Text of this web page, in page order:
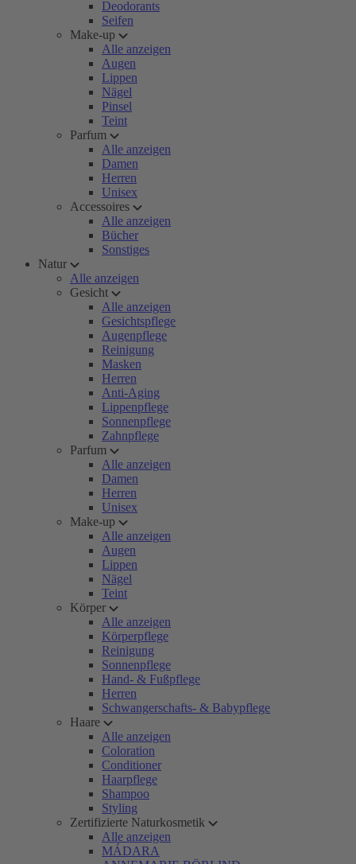
Deodorants
Seifen
Make-up
Alle anzeigen
Augen
Lippen
Nägel
Pinsel
Teint
Parfum
Alle anzeigen
Damen
Herren
Unisex
Accessoires
Alle anzeigen
Bücher
Sonstiges
Natur
Alle anzeigen
Gesicht
Alle anzeigen
Gesichtspflege
Augenpflege
Reinigung
Masken
Herren
Anti-Aging
Lippenpflege
Sonnenpflege
Zahnpflege
Parfum
Alle anzeigen
Damen
Herren
Unisex
Make-up
Alle anzeigen
Augen
Lippen
Nägel
Teint
Körper
Alle anzeigen
Körperpflege
Reinigung
Sonnenpflege
Hand- & Fußpflege
Herren
Schwangerschafts- & Babypflege
Haare
Alle anzeigen
Coloration
Conditioner
Haarpflege
Shampoo
Styling
Zertifizierte Naturkosmetik
Alle anzeigen
MÁDARA